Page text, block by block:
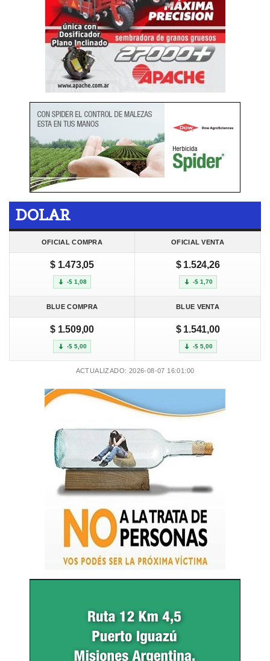
DOLAR
OFICIAL COMPRA OFICIAL VENTA
$ 1.473,05
-$ 1,08
$ 1.524,26
-$ 1,70
BLUE COMPRA BLUE VENTA
$ 1.509,00
-$ 5,00
$ 1.541,00
-$ 5,00
ACTUALIZADO: 2026-08-07 16:01:00